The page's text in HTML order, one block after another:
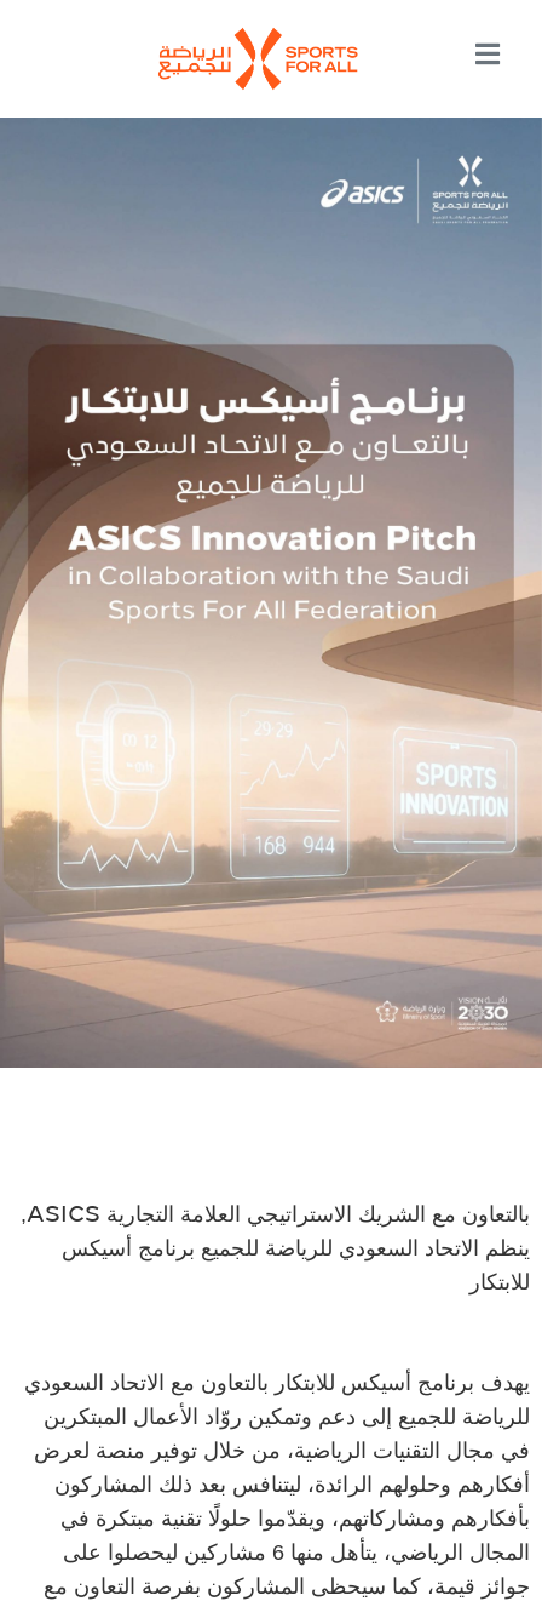
بالتعاون مع الشريك الاستراتيجي العلامة التجارية ASICS
,
ينظم الاتحاد السعودي للرياضة للجميع برنامج أسيكس
للابتكار
يهدف برنامج أسيكس للابتكار بالتعاون مع الاتحاد السعودي
للرياضة للجميع إلى دعم وتمكين روّاد الأعمال المبتكرين
في مجال التقنيات الرياضية، من خلال توفير منصة لعرض
أفكارهم وحلولهم الرائدة، ليتنافس بعد ذلك المشاركون
بأفكارهم ومشاركاتهم، ويقدّموا حلولًا تقنية مبتكرة في
المجال الرياضي، يتأهل منها 6 مشاركين ليحصلوا على
جوائز قيمة، كما سيحظى المشاركون بفرصة التعاون مع